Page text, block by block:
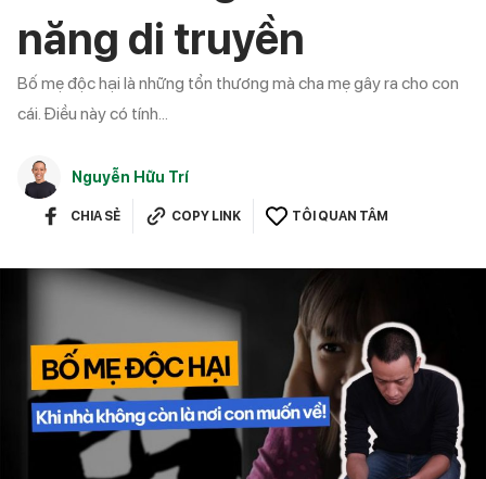
năng di truyền
Bố mẹ độc hại là những tổn thương mà cha mẹ gây ra cho con
cái. Điều này có tính...
Nguyễn Hữu Trí
CHIA SẺ COPY LINK TÔI QUAN TÂM